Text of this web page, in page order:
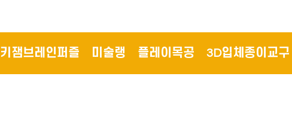
키잼브레인퍼즐 미술랭 플레이목공 3D입체종이교구